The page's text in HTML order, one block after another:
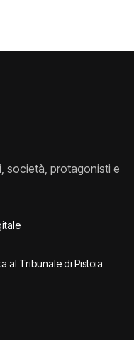
società, protagonisti e
al Tribunale di Pistoia